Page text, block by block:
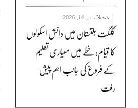
News مئی 14, 2026
گلگت بلتستان میں دانش اسکولوں
کا قیام: خطے میں معیاری تعلیم
کے فروغ کی جانب اہم پیش
رفت